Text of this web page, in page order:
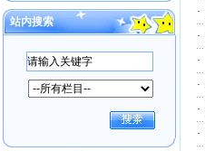
站内搜索
·
·
·
·
·
·